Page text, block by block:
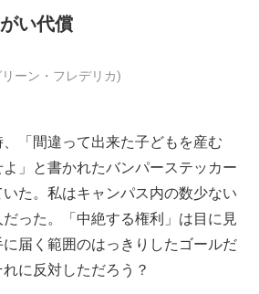
い代償
ーン・フレデリカ)
「間違って出来た子どもを産む
」と書かれたバンパーステッカー
た。私はキャンパス内の数少ない
った。「中絶する権利」は目に見
届く範囲のはっきりしたゴールだ
に反対しただろう？